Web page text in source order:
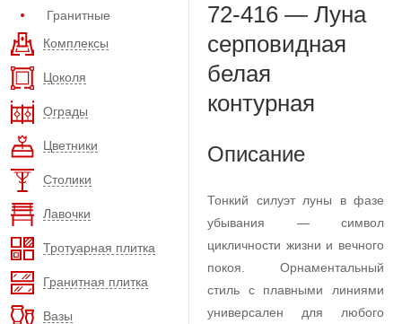
Гранитные
Комплексы
Цоколя
Ограды
Цветники
Столики
Лавочки
Тротуарная плитка
Гранитная плитка
Вазы
72-416 — Луна
серповидная
белая
контурная
Описание
Тонкий силуэт луны в фазе
убывания — символ
цикличности жизни и вечного
покоя. Орнаментальный
стиль с плавными линиями
универсален для любого